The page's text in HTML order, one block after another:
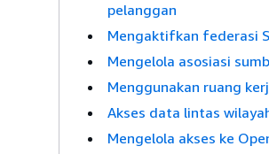
pelanggan
Mengaktifkan federasi
Mengelola asosiasi
Menggunakan ruang
Akses data lintas
Mengelola akses ke